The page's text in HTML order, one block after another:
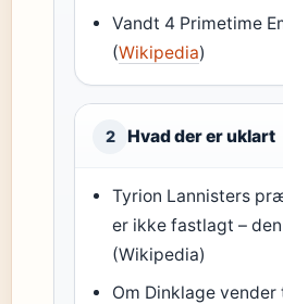
Vandt 4 Primetime
(Wikipedia)
2 Hvad der er uklart
Tyrion Lannisters
er ikke fastlagt –
(Wikipedia)
Om Dinklage